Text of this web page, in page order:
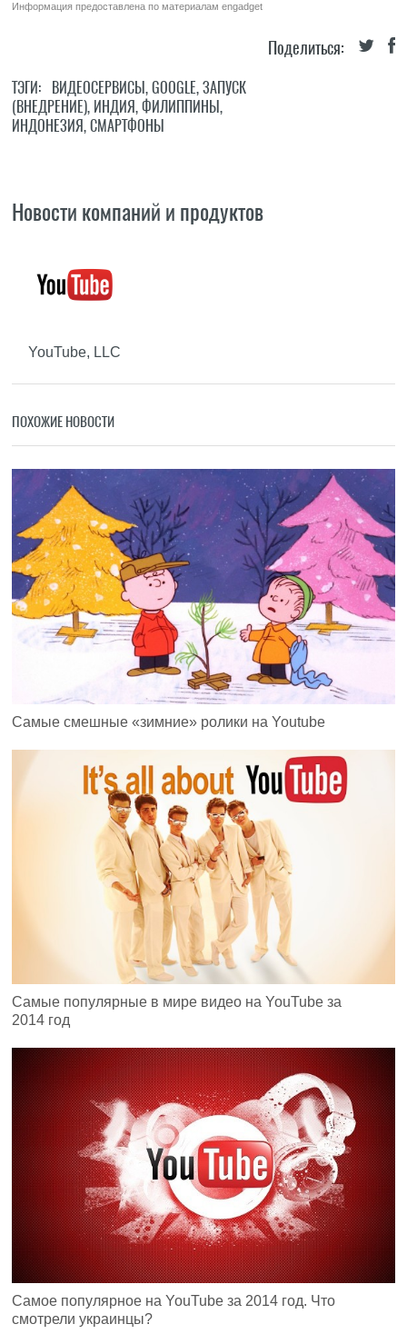
Информация предоставлена по материаламengadget
Поделиться:
ТЭГИ: ВИДЕОСЕРВИСЫ,GOOGLE,ЗАПУСК
(ВНЕДРЕНИЕ), ИНДИЯ,ФИЛИППИНЫ,
ИНДОНЕЗИЯ,СМАРТФОНЫ
Новости компаний и продуктов
YouTube, LLC
ПОХОЖИЕ НОВОСТИ
Самые смешные «зимние» ролики на Youtube
Самые популярные в мире видео на YouTube за
2014 год
Самое популярное на YouTube за 2014 год. Что
смотрели украинцы?